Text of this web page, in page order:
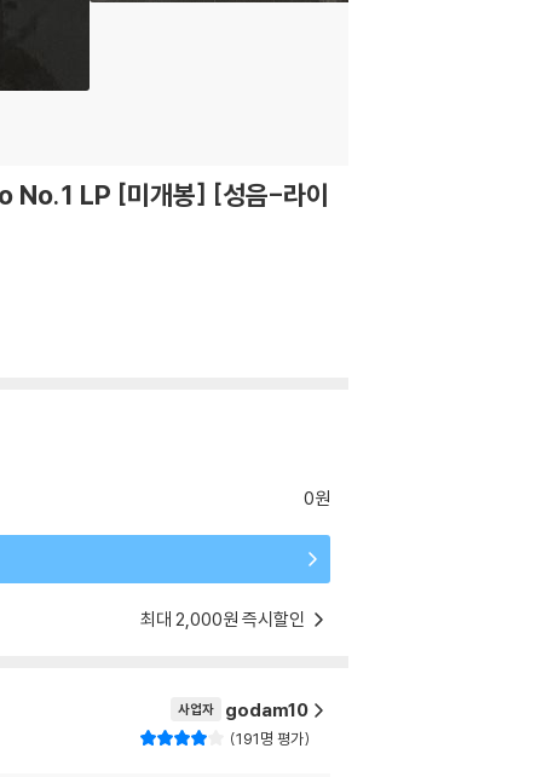
LP [미개봉] [성음-라이
0원
최대 2,000원 즉시할인
사업자 godam10
191명 평가